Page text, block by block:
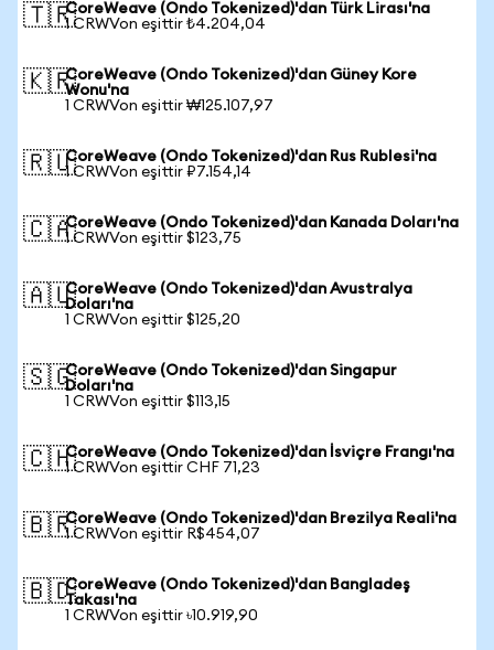
🇹🇷CoreWeave (Ondo Tokenized)'dan Türk Lirası'na
1 CRWVon eşittir ₺4.204,04
🇰🇷CoreWeave (Ondo Tokenized)'dan Güney Kore
Wonu'na
1 CRWVon eşittir ₩125.107,97
🇷🇺CoreWeave (Ondo Tokenized)'dan Rus Rublesi'na
1 CRWVon eşittir ₽7.154,14
🇨🇦CoreWeave (Ondo Tokenized)'dan Kanada Doları'na
1 CRWVon eşittir $123,75
🇦🇺CoreWeave (Ondo Tokenized)'dan Avustralya
Doları'na
1 CRWVon eşittir $125,20
🇸🇬CoreWeave (Ondo Tokenized)'dan Singapur
Doları'na
1 CRWVon eşittir $113,15
🇨🇭CoreWeave (Ondo Tokenized)'dan İsviçre Frangı'na
1 CRWVon eşittir CHF 71,23
🇧🇷CoreWeave (Ondo Tokenized)'dan Brezilya Reali'na
1 CRWVon eşittir R$454,07
🇧🇩CoreWeave (Ondo Tokenized)'dan Bangladeş
Takası'na
1 CRWVon eşittir ৳10.919,90